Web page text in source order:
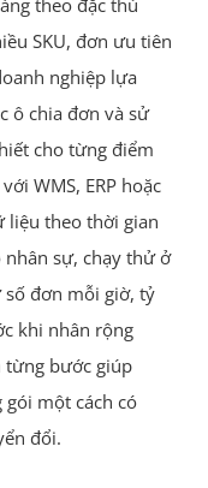
SKU, đơn ưu tiên
nghiệp lựa
ô chia đơn và sử
cho từng điểm
WMS, ERP hoặc
liệu theo thời gian
nhân sự, chạy thử ở
đơn mỗi giờ, tỷ
khi nhân rộng
từng bước giúp
gói một cách có
đổi.